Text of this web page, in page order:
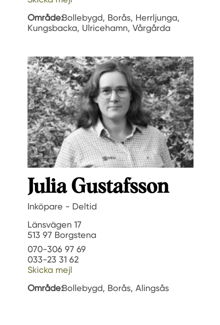
Område:Bollebygd, Borås, Herrljunga,
Kungsbacka, Ulricehamn, Vårgårda
Julia Gustafsson
Inköpare - Deltid
Länsvägen 17
513 97 Borgstena
070-306 97 69
033-23 31 62
Skicka mejl
Område:Bollebygd, Borås, Alingsås